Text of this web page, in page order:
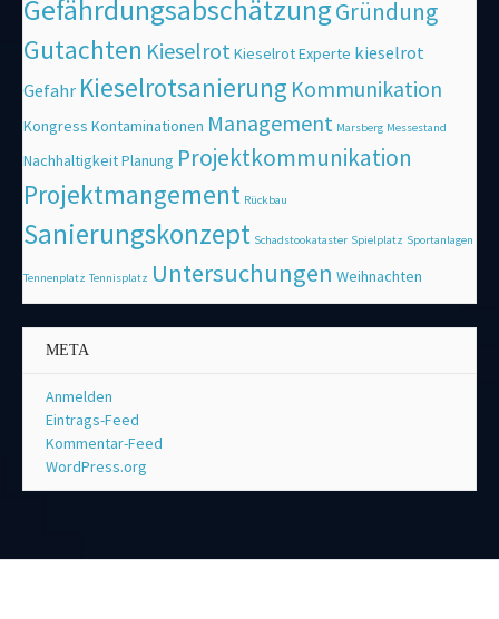
GefährdungsabschätzungGründung
Gutachten Kieselrot Kieselrot Experte kieselrot
Gefahr Kieselrotsanierung Kommunikation
Kongress Kontaminationen Management Marsberg Messestand
NachhaltigkeitPlanung Projektkommunikation
Projektmangement Rückbau
Sanierungskonzept Schadstookataster Spielplatz Sportanlagen
Tennenplatz Tennisplatz Untersuchungen Weihnachten
META
Anmelden
Eintrags-Feed
Kommentar-Feed
WordPress.org